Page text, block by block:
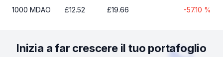
1000 MDAO £12.52 £19.66 -57.10 %
Inizia a far crescere il tuo portafoglio